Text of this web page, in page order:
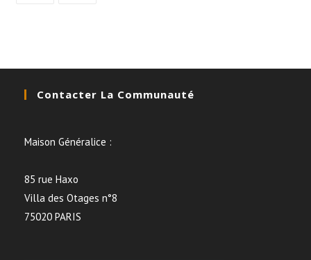
Contacter La Communauté
Maison Généralice :
85 rue Haxo
Villa des Otages n°8
75020 PARIS